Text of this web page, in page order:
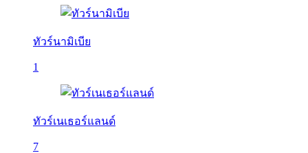
ทัวร์นามิเบีย
1
ทัวร์เนเธอร์แลนด์
7